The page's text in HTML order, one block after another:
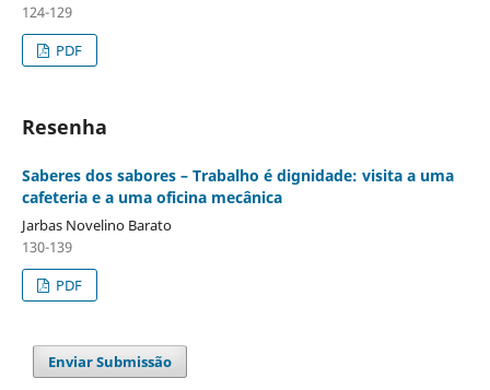
124-129
PDF
Resenha
Saberes dos sabores – Trabalho é dignidade: visita a uma
cafeteria e a uma oficina mecânica
Jarbas Novelino Barato
130-139
PDF
Enviar Submissão